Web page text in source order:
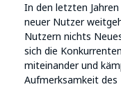
In den letzten
neuer Nutzer
Nutzern nichts
sich die
miteinander und
Aufmerksamkeit des